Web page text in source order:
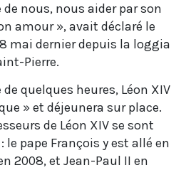
nous, nous aider par son
amour », avait déclaré le
mai dernier depuis la loggia
Pierre.
quelques heures, Léon XIV
» et déjeunera sur place.
de Léon XIV se sont
le pape François y est allé en
2008, et Jean-Paul II en